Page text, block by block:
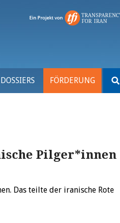
DOSSIERS FÖRDERUNG
nach:
Pilger*innen
Das teilte der iranische Rote